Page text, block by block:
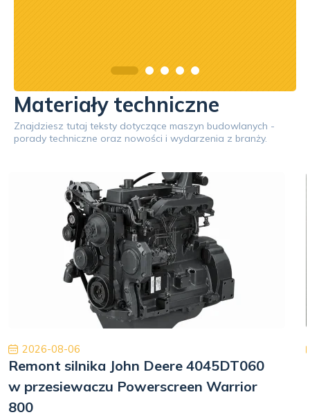
Materiały techniczne
Znajdziesz tutaj teksty dotyczące maszyn budowlanych -
porady techniczne oraz nowości i wydarzenia z branży.
2026-08-06
Remont silnika John Deere 4045DT060
w przesiewaczu Powerscreen Warrior
800